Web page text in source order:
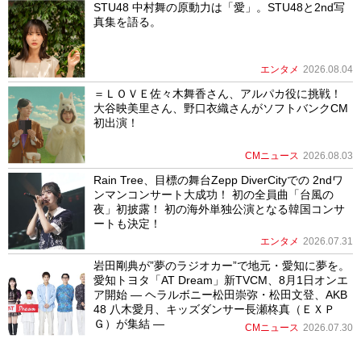
STU48 中村舞の原動力は「愛」。STU48と2nd写
真集を語る。
エンタメ 2026.08.04
＝ＬＯＶＥ佐々木舞香さん、アルパカ役に挑戦！
大谷映美里さん、野口衣織さんがソフトバンクCM
初出演！
CMニュース 2026.08.03
Rain Tree、目標の舞台Zepp DiverCityでの 2ndワ
ンマンコンサート大成功！ 初の全員曲「台風の
夜」初披露！ 初の海外単独公演となる韓国コンサ
ートも決定！
エンタメ 2026.07.31
岩田剛典が”夢のラジオカー”で地元・愛知に夢を。
愛知トヨタ「AT Dream」新TVCM、8月1日オンエ
ア開始 ― ヘラルボニー松田崇弥・松田文登、AKB
48 八木愛月、キッズダンサー長瀬柊真（ＥＸＰ
Ｇ）が集結 ―
CMニュース 2026.07.30